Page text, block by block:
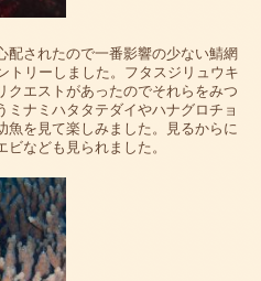
配されたので一番影響の少ない鯖網
トリーしました。フタスジリュウキ
クエストがあったのでそれらをみつ
ナミハタタテダイやハナグロチョ
魚を見て楽しみました。見るからに
なども見られました。